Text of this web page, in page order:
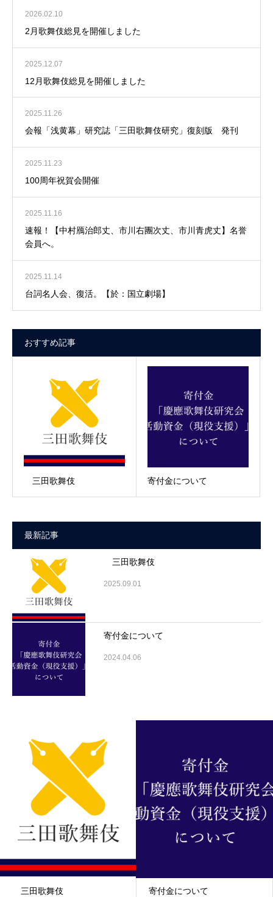
2026.02.10
2月歌舞伎総見を開催しました
2025.12.07
12月歌舞伎総見を開催しました
2025.11.26
会報「浅黄幕」研究誌「三田歌舞伎研究」復刻版 発刊
2025.11.23
100周年祝賀会開催
2025.11.16
速報！【中村鴈治郎丈、市川右團次丈、市川青虎丈】名誉
会員へ。
2025.11.14
台詞名人会、復活。【於：国立劇場】
おすすめ記事
三田歌舞伎 寄付金について
最新記事
三田歌舞伎
2025.09.01
寄付金について
2024.04.06
三田歌舞伎 寄付金について